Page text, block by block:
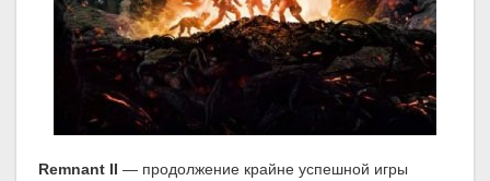
Remnant II — продолжение крайне успешной игры